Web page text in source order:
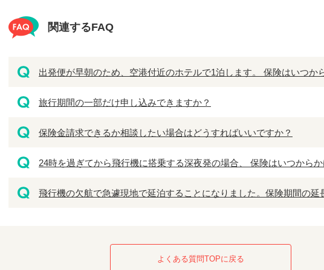
関連するFAQ
出発便が早朝のため、空港付近のホテルで1泊します。 保険はいつか
旅行期間の一部だけ申し込みできますか？
保険金請求できるか相談したい場合はどうすればいいですか？
24時を過ぎてから飛行機に搭乗する深夜発の場合、 保険はいつから
飛行機の欠航で急遽現地で延泊することになりました。保険期間の延
よくある質問TOPに戻る